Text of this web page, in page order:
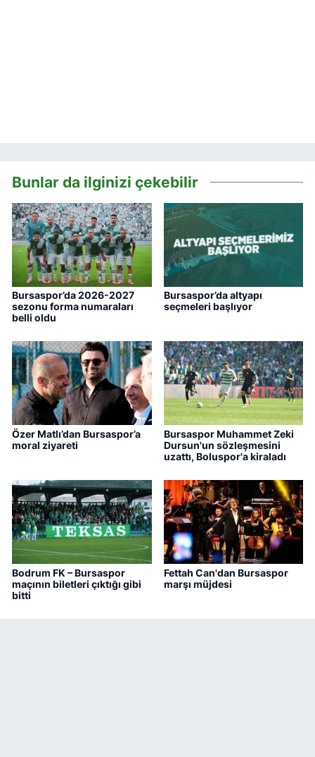
Bunlar da ilginizi çekebilir
Bursaspor’da 2026-2027
sezonu forma numaraları
belli oldu
Bursaspor’da altyapı
seçmeleri başlıyor
Özer Matlı’dan Bursaspor’a
moral ziyareti
Bursaspor Muhammet Zeki
Dursun'un sözleşmesini
uzattı, Boluspor'a kiraladı
Bodrum FK – Bursaspor
maçının biletleri çıktığı gibi
bitti
Fettah Can'dan Bursaspor
marşı müjdesi